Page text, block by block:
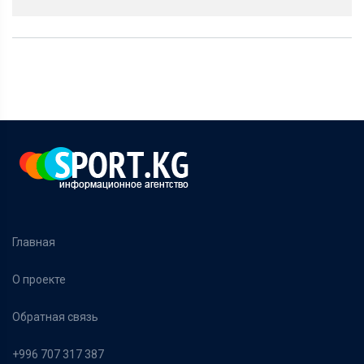
Главная
О проекте
Обратная связь
+996 707 317 387